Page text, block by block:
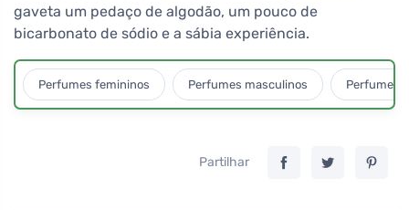
gaveta um pedaço de algodão, um pouco de
bicarbonato de sódio e a sábia experiência.
Perfumes femininos Perfumes masculinos Perfumes
Partilhar